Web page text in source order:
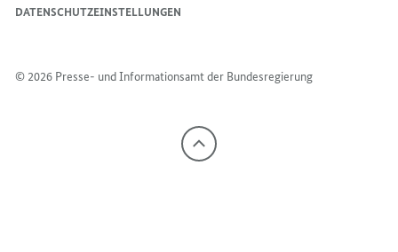
© 2026 Presse- und Informationsamt der Bundesregierung
DATENSCHUTZEINSTELLUNGEN
Nach
oben